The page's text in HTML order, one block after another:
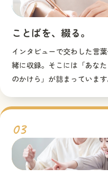
ことば
ことばを、綴る。
インタビューで交わした言
緒に収録。そこには「あな
のかけら」が詰まっています
03
表情をす